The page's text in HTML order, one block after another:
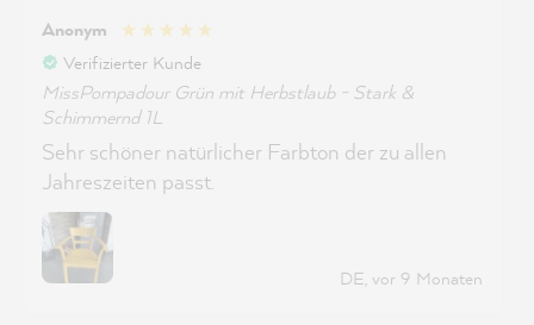
Anonym
Verifizierter Kunde
MissPompadour Grün mit Herbstlaub - Stark &
Schimmernd 1L
Sehr schöner natürlicher Farbton der zu allen
Jahreszeiten passt.
DE, vor 9 Monaten